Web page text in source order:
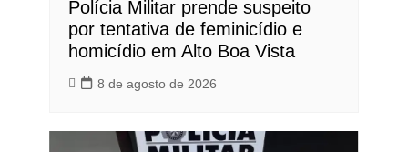
Polícia Militar prende suspeito
por tentativa de feminicídio e
homicídio em Alto Boa Vista
8 de agosto de 2026